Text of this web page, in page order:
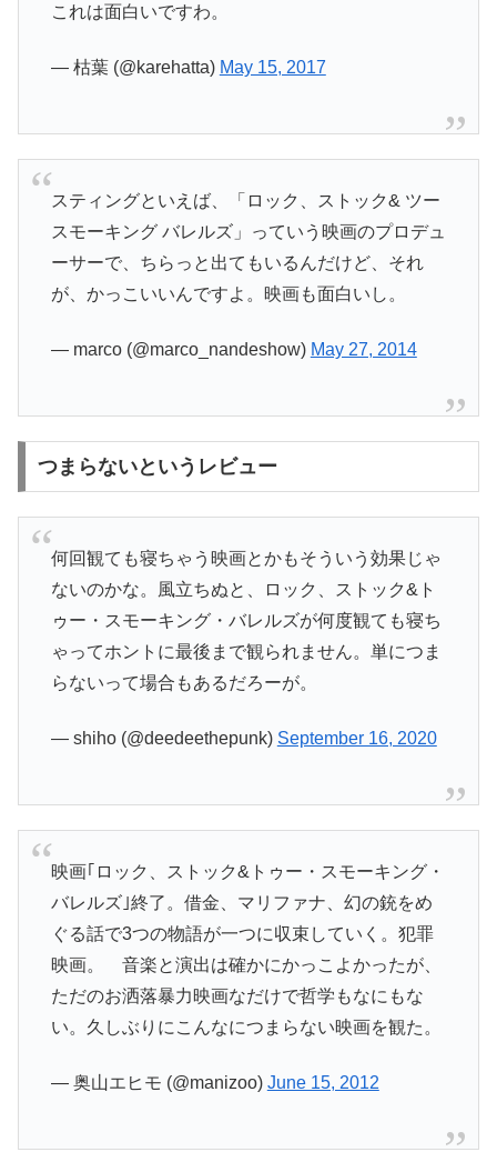
これは面白いですわ。
— 枯葉 (@karehatta) May 15, 2017
スティングといえば、「ロック、ストック& ツー
スモーキング バレルズ」っていう映画のプロデュ
ーサーで、ちらっと出てもいるんだけど、それ
が、かっこいいんですよ。映画も面白いし。
— marco (@marco_nandeshow) May 27, 2014
つまらないというレビュー
何回観ても寝ちゃう映画とかもそういう効果じゃ
ないのかな。風立ちぬと、ロック、ストック&ト
ゥー・スモーキング・バレルズが何度観ても寝ち
ゃってホントに最後まで観られません。単につま
らないって場合もあるだろーが。
— shiho (@deedeethepunk) September 16, 2020
映画｢ロック、ストック&トゥー・スモーキング・
バレルズ｣終了。借金、マリファナ、幻の銃をめ
ぐる話で3つの物語が一つに収束していく。犯罪
映画。 音楽と演出は確かにかっこよかったが、
ただのお洒落暴力映画なだけで哲学もなにもな
い。久しぶりにこんなにつまらない映画を観た。
— 奥山エヒモ (@manizoo) June 15, 2012